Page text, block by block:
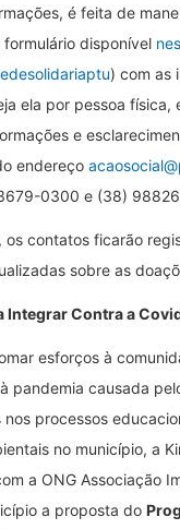
é feita de
disponível
) com as
ela por pessoa física,
e
endereço
0300 e (38)
os contatos ficarão
sobre as
Integrar Contra a
esforços à
pandemia causada
processos
no município, a
a ONG Associação
a proposta do